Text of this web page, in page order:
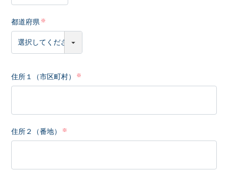
都道府県
住所１（市区町村）
住所２（番地）